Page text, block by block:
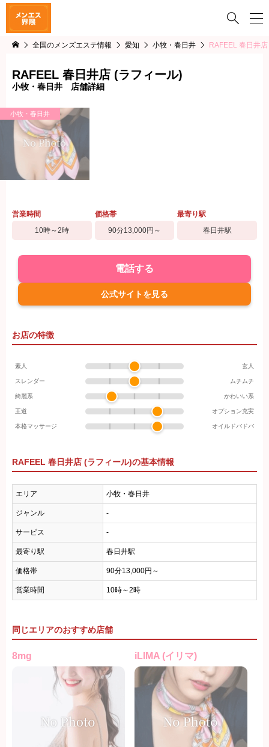

全国のメンズエステ情報 愛知 小牧・春日井 RAFEEL 春日井
RAFEEL 春日井店 (ラフィール)
小牧・春日井 店舗詳細
小牧・春日井
営業時間
10時～2時
価格帯
90分13,000円～
最寄り駅
春日井駅
電話する
公式サイトを見る
お店の特徴
素人 玄人
スレンダー ムチムチ
綺麗系 かわいい系
王道 オプション充実
本格マッサージ オイルドバドバ
RAFEEL 春日井店 (ラフィール)の基本情報
エリア 小牧・春日井
ジャンル -
サービス -
最寄り駅 春日井駅
価格帯 90分13,000円～
営業時間 10時～2時
同じエリアのおすすめ店舗
8mg iLIMA (イリマ)